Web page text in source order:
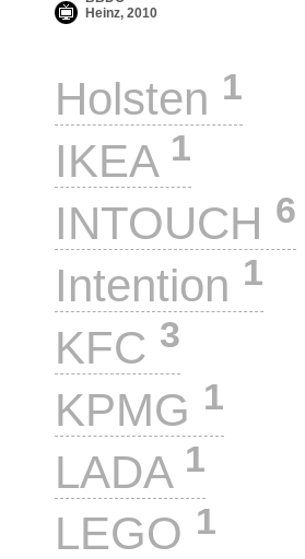
Heinz, 2010
Holsten 1
IKEA 1
INTOUCH 6
Intention 1
KFC 3
KPMG 1
LADA 1
LEGO 1